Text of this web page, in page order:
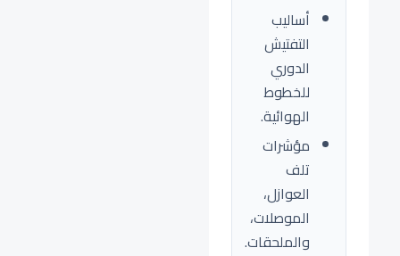
أساليب
التفتيش
الدوري
للخطوط
الهوائية.
مؤشرات
تلف
العوازل،
الموصلات،
والملحقات.